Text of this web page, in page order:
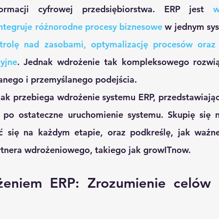
cyfrowej przedsiębiorstwa. ERP jest
różnorodne procesy biznesowe w jednym
nad zasobami, optymalizację procesów oraz
. Jednak wdrożenie tak kompleksowego
i przemyślanego podejścia.
przebiega wdrożenie systemu ERP,
ostateczne uruchomienie systemu. Skupię się
się na każdym etapie, oraz podkreślę, jak
wdrożeniowego, takiego jak growITnow.
ERP: Zrozumienie